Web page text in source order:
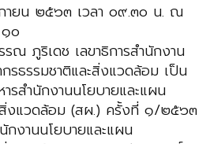
ยน ๒๕๖๓ เวลา ๐๙.๓๐ น. ณ
๐
ณ ภูริเดช เลขาธิการสำนักงาน
รธรรมชาติและสิ่งแวดล้อม เป็น
รสำนักงานนโยบายและแผน
สิ่งแวดล้อม (สผ.) ครั้งที่ ๑/๒๕๖๓
กงานนโยบายและแผน